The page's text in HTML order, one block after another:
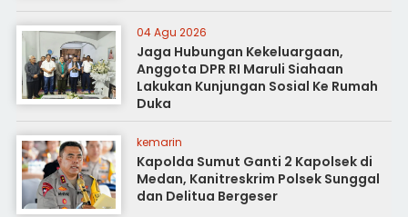
04 Agu 2026
Jaga Hubungan Kekeluargaan,
Anggota DPR RI Maruli Siahaan
Lakukan Kunjungan Sosial Ke Rumah
Duka
kemarin
Kapolda Sumut Ganti 2 Kapolsek di
Medan, Kanitreskrim Polsek Sunggal
dan Delitua Bergeser